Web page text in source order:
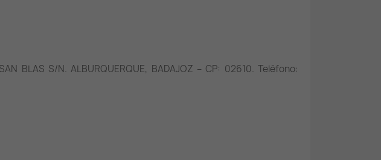
BLAS S/N. ALBURQUERQUE, BADAJOZ – CP: 02610. Teléfono: